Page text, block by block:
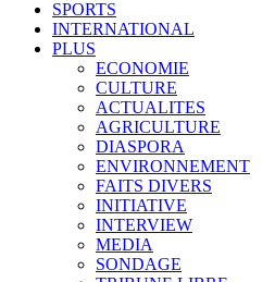
SPORTS
INTERNATIONAL
PLUS
ECONOMIE
CULTURE
ACTUALITES
AGRICULTURE
DIASPORA
ENVIRONNEMENT
FAITS DIVERS
INITIATIVE
INTERVIEW
MEDIA
SONDAGE